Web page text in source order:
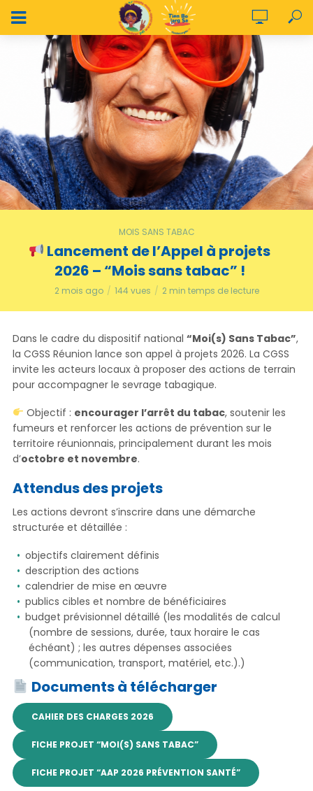
MOIS SANS TABAC
Lancement de l’Appel à projets
2026 – “Mois sans tabac” !
2 mois ago 144 vues 2 min temps de lecture
Dans le cadre du dispositif national “Moi(s) Sans Tabac”,
la CGSS Réunion lance son appel à projets 2026. La CGSS
invite les acteurs locaux à proposer des actions de terrain
pour accompagner le sevrage tabagique.
Objectif : encourager l’arrêt du tabac, soutenir les
fumeurs et renforcer les actions de prévention sur le
territoire réunionnais, principalement durant les mois
d’octobre et novembre.
Attendus des projets
Les actions devront s’inscrire dans une démarche
structurée et détaillée :
objectifs clairement définis
description des actions
calendrier de mise en œuvre
publics cibles et nombre de bénéficiaires
budget prévisionnel détaillé (les modalités de calcul
(nombre de sessions, durée, taux horaire le cas
échéant) ; les autres dépenses associées
(communication, transport, matériel, etc.).)
Documents à télécharger
CAHIER DES CHARGES 2026
FICHE PROJET “MOI(S) SANS TABAC”
FICHE PROJET “AAP 2026 PRÉVENTION SANTÉ”